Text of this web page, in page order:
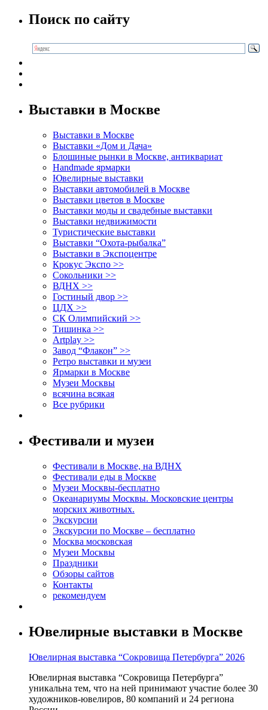
Поиск по сайту
Выставки в Москве
Выставки в Москве
Выставки «Дом и Дача»
Блошиные рынки в Москве, антиквариат
Handmade ярмарки
Ювелирные выставки
Выставки автомобилей в Москве
Выставки цветов в Москве
Выставки моды и свадебные выставки
Выставки недвижимости
Туристические выставки
Выставки “Охота-рыбалка”
Выставки в Экспоцентре
Крокус Экспо >>
Сокольники >>
ВДНХ >>
Гостиный двор >>
ЦДХ >>
СК Олимпийский >>
Тишинка >>
Artplay >>
Завод “Флакон” >>
Ретро выставки и музеи
Ярмарки в Москве
Музеи Москвы
всячина всякая
Все рубрики
Фестивали и музеи
Фестивали в Москве, на ВДНХ
Фестивали еды в Москве
Музеи Москвы-бесплатно
Океанариумы Москвы. Московские центры
морских животных.
Экскурсии
Экскурсии по Москве – бесплатно
Москва московская
Музеи Москвы
Праздники
Обзоры сайтов
Контакты
рекомендуем
Ювелирные выставки в Москве
Ювелирная выставка “Сокровища Петербурга” 2026
Ювелирная выставка “Сокровища Петербурга”
уникальна тем, что на ней принимают участие более 30
художников-ювелиров, 80 компаний и 24 региона